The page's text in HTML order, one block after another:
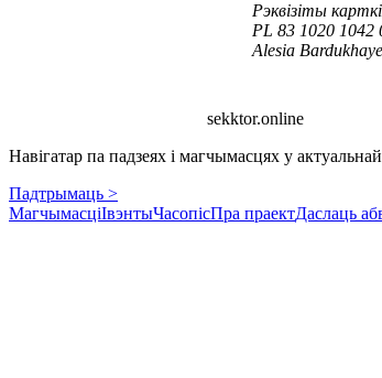
Рэквізіты
PL 83 1020 1042
Alesia
sekktor.online
Навігатар па падзеях і магчымасцях у
Падтрымаць >
МагчымасціІвэнтыЧасопісПра праектДаслаць